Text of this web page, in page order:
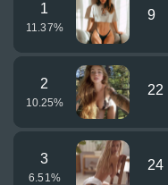
1
11.37%
9
2
10.25%
22
3
6.51%
24